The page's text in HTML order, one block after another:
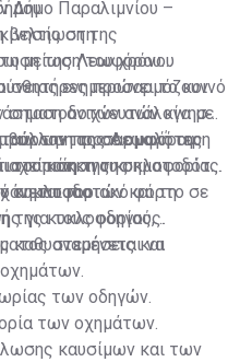
Δήμο Παραλιμνίου –
βελτίωση της
μείωση του χρόνου
προσαρμόζουν
σηματοδοτών ανάλογα με
σε ομαλότερη
της κυκλοφορίας.
στη
της Λεωφόρου
ενημερώνει το κοινό
ανιχνευτών κίνησης
της Λεωφόρου
της
σηματοδοτών και τη
για τους οδηγούς.
την προσαρμογή της
του κόκκινου σηματοδότη
κυκλοφοριακό φόρτο σε
πιο
της κυκλοφορίας,
καθυστερήσεις και
αναμένεται να
των οδηγών.
των οχημάτων.
καυσίμων και των